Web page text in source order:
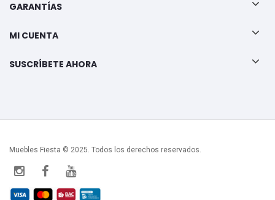
GARANTÍAS
MI CUENTA
SUSCRÍBETE AHORA
Muebles Fiesta © 2025. Todos los derechos reservados.